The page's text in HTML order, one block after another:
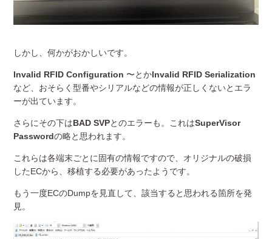
しかし、何かがおかしいです。
Invalid RFID Configuration 〜とかInvalid RFID Serialization
など、おそらく型番やシリアルなどの情報が正しくないとエラ
ーが出ています。
さらにその下はBAD SVPとのエラーも。これはSuperVisor
Passwordの略と思われます。
これらは各端末ごとに固有の情報ですので、オリジナルの破損
したECから、移植する必要があったようです。
もう一度ECのDumpを見直して、該当すると思われる箇所を発
見。